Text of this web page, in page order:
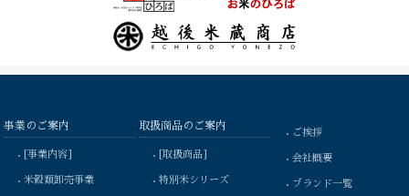
事業のご案内
[事業内容]
米穀類卸売事業
取扱商品のご案内
[取扱商品]
特別米シリーズ
ご挨拶
会社概要
ブランド一覧